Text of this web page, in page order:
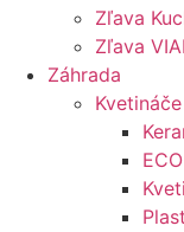
Zľava
Zľava
Záhrada
Kvetináče